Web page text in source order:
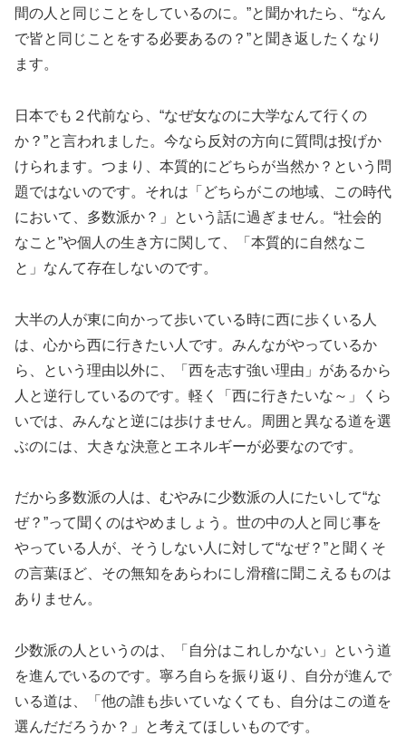
間の人と同じことをしているのに。”と聞かれたら、“なん
で皆と同じことをする必要あるの？”と聞き返したくなり
ます。
日本でも２代前なら、“なぜ女なのに大学なんて行くの
か？”と言われました。今なら反対の方向に質問は投げか
けられます。つまり、本質的にどちらが当然か？という問
題ではないのです。それは「どちらがこの地域、この時代
において、多数派か？」という話に過ぎません。“社会的
なこと”や個人の生き方に関して、「本質的に自然なこ
と」なんて存在しないのです。
大半の人が東に向かって歩いている時に西に歩くいる人
は、心から西に行きたい人です。みんながやっているか
ら、という理由以外に、「西を志す強い理由」があるから
人と逆行しているのです。軽く「西に行きたいな～」くら
いでは、みんなと逆には歩けません。周囲と異なる道を選
ぶのには、大きな決意とエネルギーが必要なのです。
だから多数派の人は、むやみに少数派の人にたいして“な
ぜ？”って聞くのはやめましょう。世の中の人と同じ事を
やっている人が、そうしない人に対して“なぜ？”と聞くそ
の言葉ほど、その無知をあらわにし滑稽に聞こえるものは
ありません。
少数派の人というのは、「自分はこれしかない」という道
を進んでいるのです。寧ろ自らを振り返り、自分が進んで
いる道は、「他の誰も歩いていなくても、自分はこの道を
選んだだろうか？」と考えてほしいものです。